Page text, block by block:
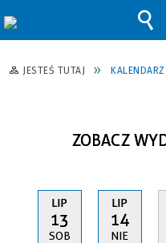
JESTEŚ TUTAJ
ZOBACZ
LIP
13
SOB
LIP
14
NIE